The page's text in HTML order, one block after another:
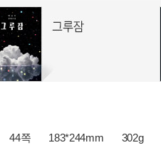
44쪽 183*244mm 302g